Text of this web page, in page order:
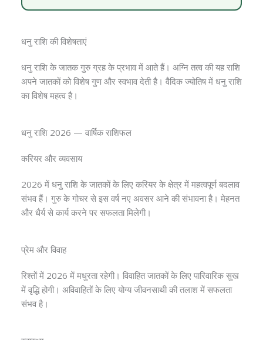
धनु राशि की विशेषताएं
धनु राशि के जातक गुरु ग्रह के प्रभाव में आते हैं। अग्नि तत्व की यह राशि
अपने जातकों को विशेष गुण और स्वभाव देती है। वैदिक ज्योतिष में धनु राशि
का विशेष महत्व है।
धनु राशि 2026 — वार्षिक राशिफल
करियर और व्यवसाय
2026 में धनु राशि के जातकों के लिए करियर के क्षेत्र में महत्वपूर्ण बदलाव
संभव हैं। गुरु के गोचर से इस वर्ष नए अवसर आने की संभावना है। मेहनत
और धैर्य से कार्य करने पर सफलता मिलेगी।
प्रेम और विवाह
रिश्तों में 2026 में मधुरता रहेगी। विवाहित जातकों के लिए पारिवारिक सुख
में वृद्धि होगी। अविवाहितों के लिए योग्य जीवनसाथी की तलाश में सफलता
संभव है।